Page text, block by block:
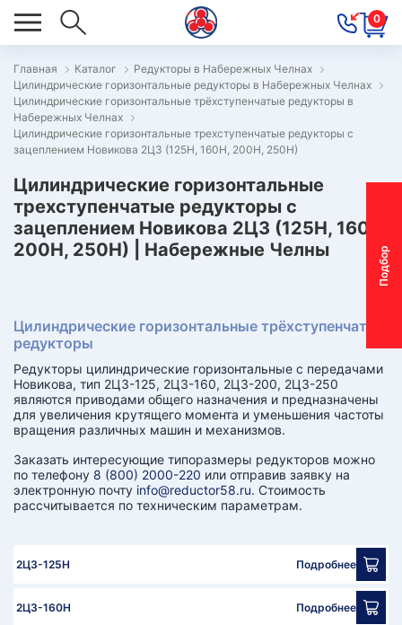
0
П
о
д
б
о
р
м
о
т
о
р
-
р
е
д
у
к
т
о
р
Главная Каталог
Редукторы в Набережных Челнах
Цилиндрические горизонтальные редукторы в Набережных Челнах
Цилиндрические горизонтальные трёхступенчатые редукторы в
Набережных Челнах
Цилиндрические горизонтальные трехступенчатые редукторы с
зацеплением Новикова 2Ц3 (125Н, 160Н, 200Н, 250Н)
Цилиндрические горизонтальные
трехступенчатые редукторы с
зацеплением Новикова 2Ц3 (125Н, 160Н,
200Н, 250Н) | Набережные Челны
Цилиндрические горизонтальные трёхступенчатые
редукторы
Редукторы цилиндрические горизонтальные с передачами
Новикова, тип 2Ц3-125, 2Ц3-160, 2Ц3-200, 2Ц3-250
являются приводами общего назначения и предназначены
для увеличения крутящего момента и уменьшения частоты
вращения различных машин и механизмов.
Заказать интересующие типоразмеры редукторов можно
по телефону 8 (800) 2000-220 или отправив заявку на
электронную почту info@reductor58.ru. Стоимость
рассчитывается по техническим параметрам.
2Ц3-125Н Подробнее
2Ц3-160Н Подробнее